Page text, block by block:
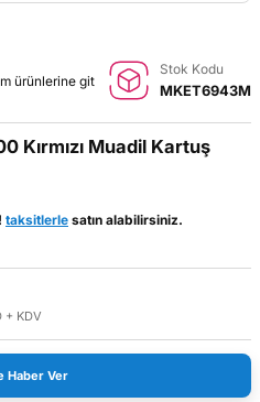
ürünlerine git
Stok Kodu
MKET6943M
Kırmızı Muadil Kartuş
taksitlerle satın alabilirsiniz.
+ KDV
Haber Ver